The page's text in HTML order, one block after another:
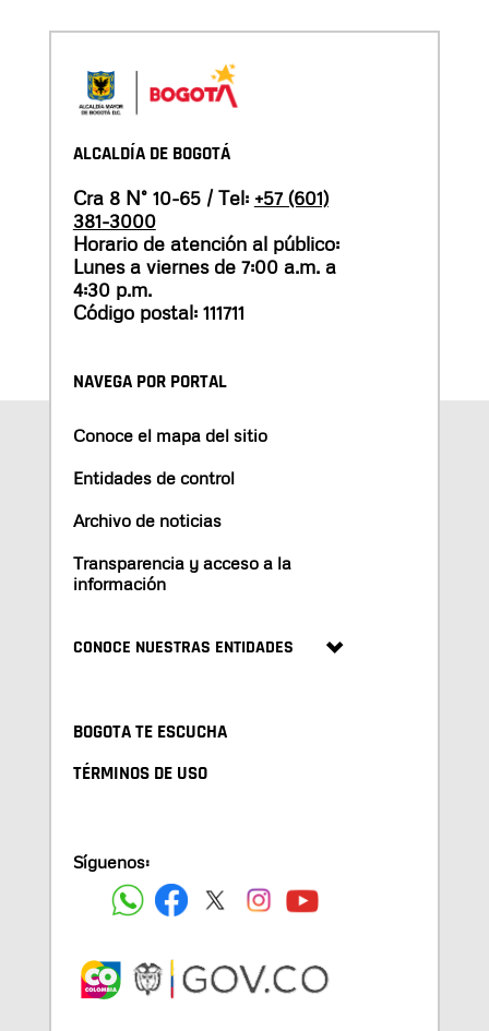
ALCALDÍA DE BOGOTÁ
Cra 8 N° 10-65 / Tel: +57 (601)
381-3000
Horario de atención al público:
Lunes a viernes de 7:00 a.m. a
4:30 p.m.
Código postal: 111711
NAVEGA POR PORTAL
Conoce el mapa del sitio
Entidades de control
Archivo de noticias
Transparencia y acceso a la
información
CONOCE NUESTRAS ENTIDADES
BOGOTA TE ESCUCHA
TÉRMINOS DE USO
Síguenos: